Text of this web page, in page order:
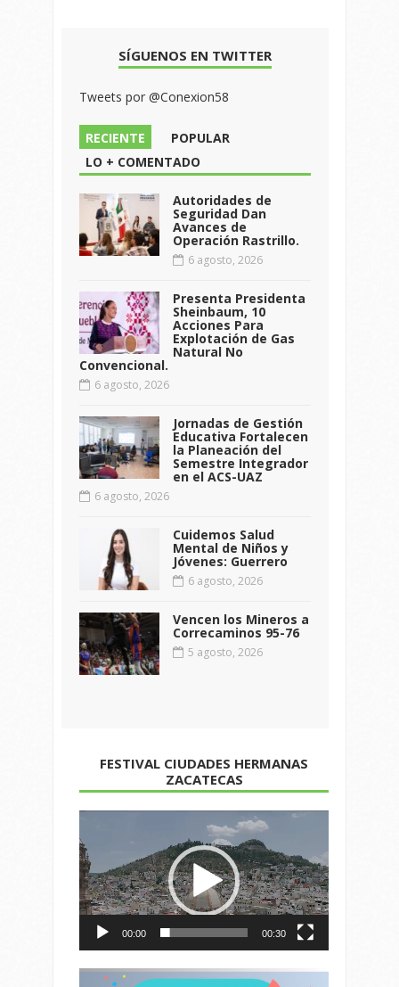
SÍGUENOS EN TWITTER
Tweets por @Conexion58
RECIENTE
POPULAR
LO + COMENTADO
Autoridades de
Seguridad Dan
Avances de
Operación Rastrillo.
6 agosto, 2026
Presenta Presidenta
Sheinbaum, 10
Acciones Para
Explotación de Gas
Natural No
Convencional.
6 agosto, 2026
Jornadas de Gestión
Educativa Fortalecen
la Planeación del
Semestre Integrador
en el ACS-UAZ
6 agosto, 2026
Cuidemos Salud
Mental de Niños y
Jóvenes: Guerrero
6 agosto, 2026
Vencen los Mineros a
Correcaminos 95-76
5 agosto, 2026
FESTIVAL CIUDADES HERMANAS
ZACATECAS
de
vídeo
00:00 00:30